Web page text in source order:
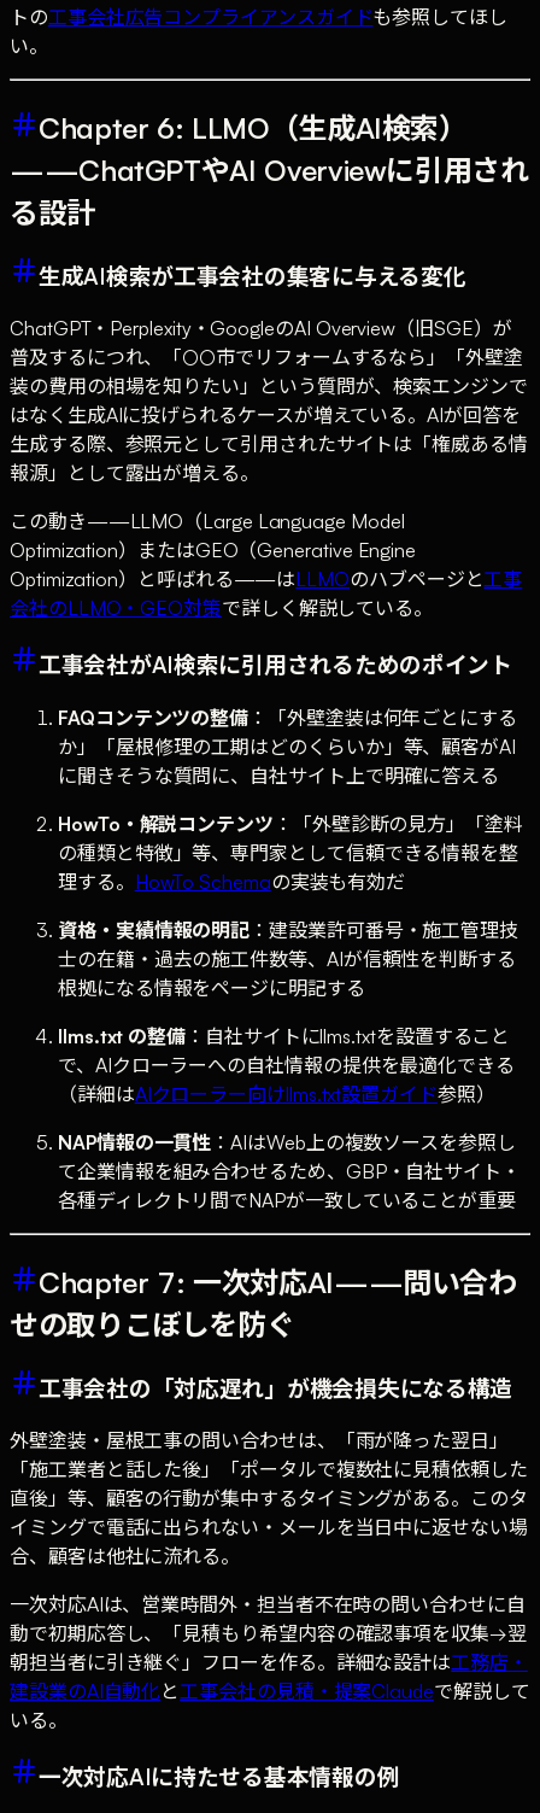
トの工事会社広告コンプライアンスガイドも参照してほし
い。
Chapter 6: LLMO（生成AI検索）
——ChatGPTやAI Overviewに引用され
る設計
生成AI検索が工事会社の集客に与える変化
ChatGPT・Perplexity・GoogleのAI Overview（旧SGE）が
普及するにつれ、「○○市でリフォームするなら」「外壁塗
装の費用の相場を知りたい」という質問が、検索エンジンで
はなく生成AIに投げられるケースが増えている。AIが回答を
生成する際、参照元として引用されたサイトは「権威ある情
報源」として露出が増える。
この動き——LLMO（Large Language Model
Optimization）またはGEO（Generative Engine
Optimization）と呼ばれる——はLLMOのハブページと工事
会社のLLMO・GEO対策で詳しく解説している。
工事会社がAI検索に引用されるためのポイント
FAQコンテンツの整備 ：「外壁塗装は何年ごとにする
か」「屋根修理の工期はどのくらいか」等、顧客がAI
に聞きそうな質問に、自社サイト上で明確に答える
HowTo・解説コンテンツ ：「外壁診断の見方」「塗料
の種類と特徴」等、専門家として信頼できる情報を整
理する。 HowTo Schemaの実装も有効だ
資格・実績情報の明記 ：建設業許可番号・施工管理技
士の在籍・過去の施工件数等、AIが信頼性を判断する
根拠になる情報をページに明記する
llms.txt の整備 ：自社サイトにllms.txtを設置すること
で、AIクローラーへの自社情報の提供を最適化できる
（詳細はAIクローラー向けllms.txt設置ガイド参照）
NAP情報の一貫性 ：AIはWeb上の複数ソースを参照し
て企業情報を組み合わせるため、GBP・自社サイト・
各種ディレクトリ間でNAPが一致していることが重要
Chapter 7: 一次対応AI——問い合わ
せの取りこぼしを防ぐ
工事会社の「対応遅れ」が機会損失になる構造
外壁塗装・屋根工事の問い合わせは、「雨が降った翌日」
「施工業者と話した後」「ポータルで複数社に見積依頼した
直後」等、顧客の行動が集中するタイミングがある。このタ
イミングで電話に出られない・メールを当日中に返せない場
合、顧客は他社に流れる。
一次対応AIは、営業時間外・担当者不在時の問い合わせに自
動で初期応答し、「見積もり希望内容の確認事項を収集→翌
朝担当者に引き継ぐ」フローを作る。詳細な設計は工務店・
建設業のAI自動化 と工事会社の見積・提案Claudeで解説して
いる。
一次対応AIに持たせる基本情報の例